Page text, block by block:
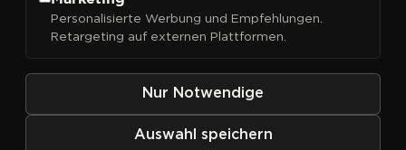
Kein Produkt definiert
Personalisierte Werbung und Empfehlungen.
Retargeting auf externen Plattformen.
Nur Notwendige
Auswahl speichern